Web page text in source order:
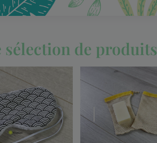
sélection de produits